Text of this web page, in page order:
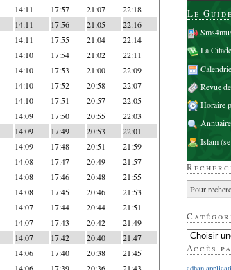
14:11 17:57 21:07 22:18
14:11 17:56 21:05 22:16
14:11 17:55 21:04 22:14
14:10 17:54 21:02 22:11
14:10 17:53 21:00 22:09
14:10 17:52 20:58 22:07
14:10 17:51 20:57 22:05
14:09 17:50 20:55 22:03
14:09 17:49 20:53 22:01
14:09 17:48 20:51 21:59
14:08 17:47 20:49 21:57
14:08 17:46 20:48 21:55
14:08 17:45 20:46 21:53
14:07 17:44 20:44 21:51
14:07 17:43 20:42 21:49
14:07 17:42 20:40 21:47
14:06 17:40 20:38 21:45
Le
La
Revue
Horaire
Islam
Accès
adhan